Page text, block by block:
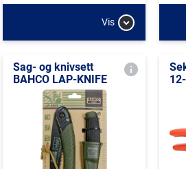
Vis
Sag- og knivsett
BAHCO LAP-KNIFE